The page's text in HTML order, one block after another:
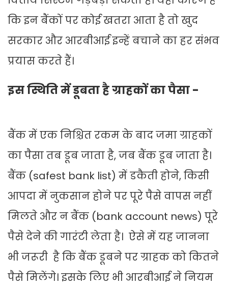
कि इन बैंकों पर कोई खतरा आता है तो खुद
सरकार और आरबीआई इन्हें बचाने का हर संभव
प्रयास करते हैं।
इस स्थिति में डूबता है ग्राहकों का पैसा -
बैंक में एक निश्चित रकम के बाद जमा ग्राहकों
का पैसा तब डूब जाता है, जब बैंक डूब जाता है।
बैंक (safest bank list) में डकैती होने, किसी
आपदा में नुकसान होने पर पूरे पैसे वापस नहीं
मिलते और न बैंक (bank account news) पूरे
पैसे देने की गारंटी लेता है। ऐसे में यह जानना
भी जरूरी है कि बैंक डूबने पर ग्राहक को कितने
पैसे मिलेंगे। इसके लिए भी आरबीआई ने नियम